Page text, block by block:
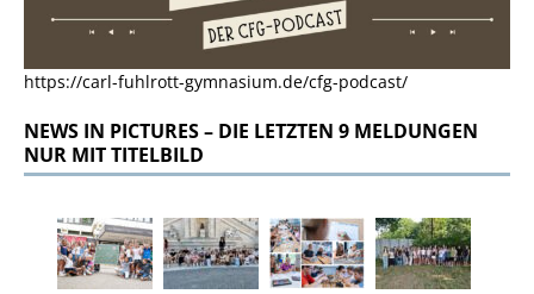
https://carl-fuhlrott-gymnasium.de/cfg-podcast/
NEWS IN PICTURES – DIE LETZTEN 9 MELDUNGEN
NUR MIT TITELBILD